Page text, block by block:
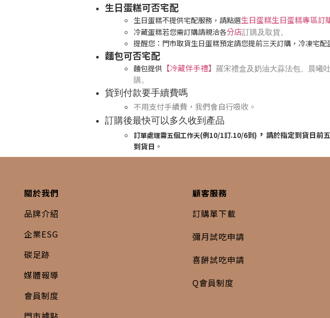
生日蛋糕可否宅配
生日蛋糕不提供宅配服務，請點選生日蛋糕生日蛋糕專區訂
冷藏蛋糕若您需訂購請親洽各分店訂購及取貨。
提醒您：門市取貨生日蛋糕預定請您提前三天訂購，冷凍宅配
麵包可否宅配
麵包提供 【冷藏伴手禮】 羅宋禮盒及奶油大蒜法包、晨曦
購。
貨到付款要手續費嗎
不用支付手續費，我們會自行吸收。
訂購後最快可以多久收到產品
訂單處理需五個工作天(例10/1訂.10/6到) ， 請於指定到貨日前
到貨日 。
關於我們
品牌介紹
企業ESG
碳足跡
媒體報導
會員制度
顧客服務
訂購單下載
彌月試吃申請
喜餅試吃申請
Q會員制度